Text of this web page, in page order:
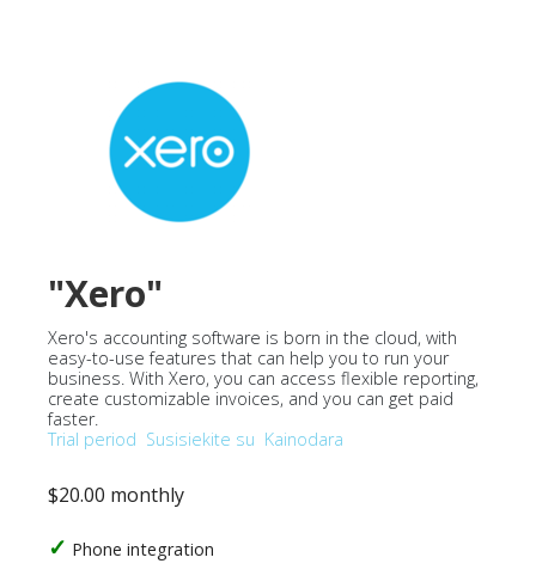
"Xero"
Xero's accounting software is born in the cloud, with
easy-to-use features that can help you to run your
business. With Xero, you can access flexible reporting,
create customizable invoices, and you can get paid
faster.
Trial period Susisiekite su Kainodara
$20.00 monthly
Phone integration